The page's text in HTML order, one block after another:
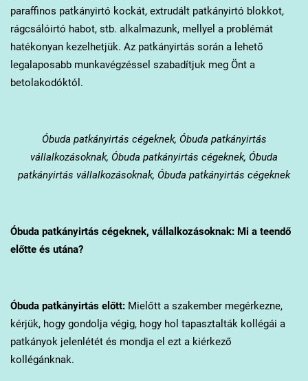
paraffinos patkányirtó kockát, extrudált patkányirtó blokkot,
rágcsálóirtó habot, stb. alkalmazunk, mellyel a problémát
hatékonyan kezelhetjük. Az patkányirtás során a lehető
legalaposabb munkavégzéssel szabadítjuk meg Önt a
betolakodóktól.
Óbuda patkányirtás cégeknek, Óbuda patkányirtás
vállalkozásoknak, Óbuda patkányirtás cégeknek, Óbuda
patkányirtás vállalkozásoknak, Óbuda patkányirtás cégeknek
Óbudapatkányirtás cégeknek, vállalkozásoknak: Mi a teendő
előtte és utána?
Óbudapatkányirtás előtt:Mielőtt a szakember megérkezne,
kérjük, hogy gondolja végig, hogy hol tapasztalták kollégái a
patkányok jelenlétét és mondja el ezt a kiérkező
kollégánknak.